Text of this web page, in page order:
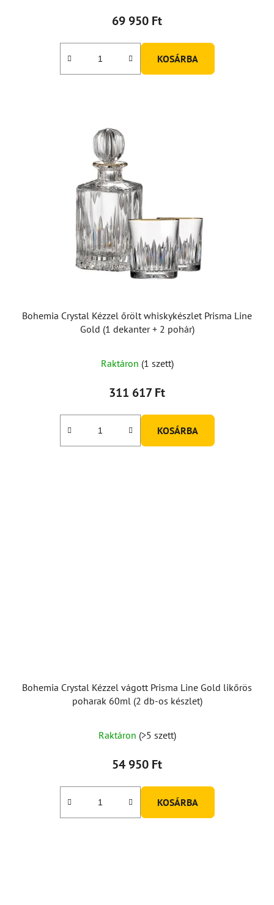
69 950 Ft
KOSÁRBA
Bohemia Crystal Kézzel őrölt whiskykészlet Prisma Line
Gold (1 dekanter + 2 pohár)
Raktáron (1 szett)
311 617 Ft
KOSÁRBA
Bohemia Crystal Kézzel vágott Prisma Line Gold likőrös
poharak 60ml (2 db-os készlet)
Raktáron (>5 szett)
54 950 Ft
KOSÁRBA